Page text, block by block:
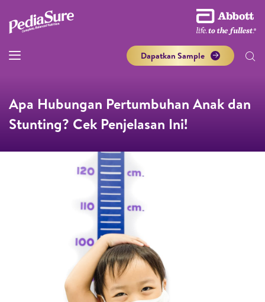
Dapatkan Sample
Apa Hubungan Pertumbuhan Anak dan
Stunting? Cek Penjelasan Ini!